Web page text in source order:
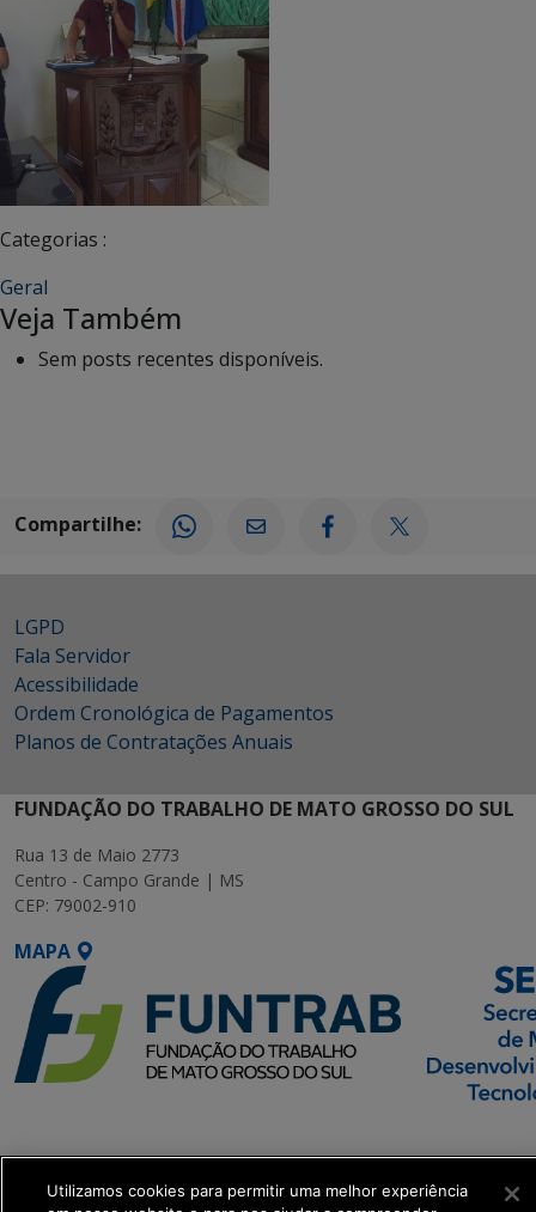
Categorias :
Geral
Veja Também
Sem posts recentes disponíveis.
Compartilhe:
LGPD
Fala Servidor
Acessibilidade
Ordem Cronológica de Pagamentos
Planos de Contratações Anuais
FUNDAÇÃO DO TRABALHO DE MATO GROSSO DO SUL
Rua 13 de Maio 2773
Centro - Campo Grande | MS
CEP: 79002-910
MAPA
Executiva de
Transformação Digital
Utilizamos cookies para permitir uma melhor experiência